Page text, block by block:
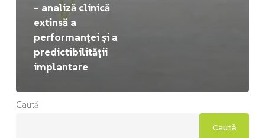
– analiză clinică
extinsă a
performanței și a
predictibilității
implantare
Caută
Caută